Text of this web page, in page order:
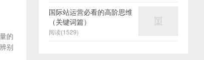
的
别
国际站运营必看的高阶思维
（关键词篇）
阅读(1529)